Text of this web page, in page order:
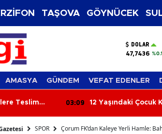
TAŞOVA GÖYNÜCEK
DOLAR
47,7436
AMASYA GÜNDEM VEFAT EDENLER
Teslim
03:09
12 Yaşındaki Çocuk
SPOR Çorum FK’dan Kaleye Yerli Hamle: